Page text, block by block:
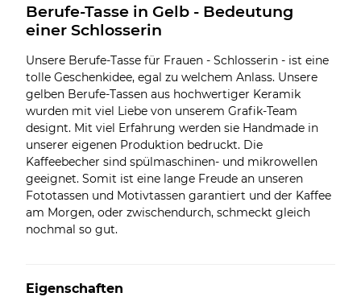
Berufe-Tasse in Gelb - Bedeutung
einer Schlosserin
Unsere Berufe-Tasse für Frauen - Schlosserin - ist eine
tolle Geschenkidee, egal zu welchem Anlass. Unsere
gelben Berufe-Tassen aus hochwertiger Keramik
wurden mit viel Liebe von unserem Grafik-Team
designt. Mit viel Erfahrung werden sie Handmade in
unserer eigenen Produktion bedruckt. Die
Kaffeebecher sind spülmaschinen- und mikrowellen
geeignet. Somit ist eine lange Freude an unseren
Fototassen und Motivtassen garantiert und der Kaffee
am Morgen, oder zwischendurch, schmeckt gleich
nochmal so gut.
Eigenschaften